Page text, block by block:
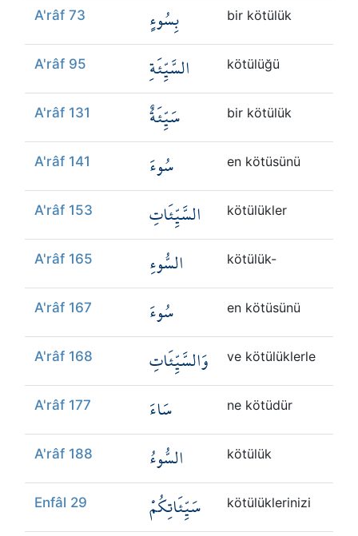
A'râf 73 بِسُوءٍ bir kötülük
A'râf 95 السَّيِّئَةِ kötülüğü
A'râf 131 سَيِّئَةٌ bir kötülük
A'râf 141 سُوءَ en kötüsünü
A'râf 153 السَّيِّئَاتِ kötülükler
A'râf 165 السُّوءِ kötülük-
A'râf 167 سُوءَ en kötüsünü
A'râf 168 وَالسَّيِّئَاتِ ve kötülüklerle
A'râf 177 سَاءَ ne kötüdür
A'râf 188 السُّوءُ kötülük
Enfâl 29 سَيِّئَاتِكُمْ kötülüklerinizi